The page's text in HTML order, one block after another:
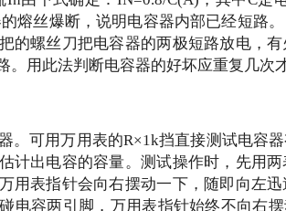
的熔丝爆断，说明电容器内部已经短
的螺丝刀把电容器的两极短路放电，
用此法判断电容器的好坏应重复几次
。可用万用表的R×1k挡直接测试电容
计出电容的容量。测试操作时，先用
用表指针会向右摆动一下，随即向左
电容两引脚，万用表指针始终不向右